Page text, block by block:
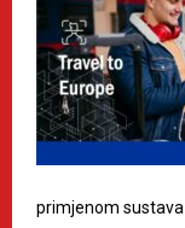
primjenom